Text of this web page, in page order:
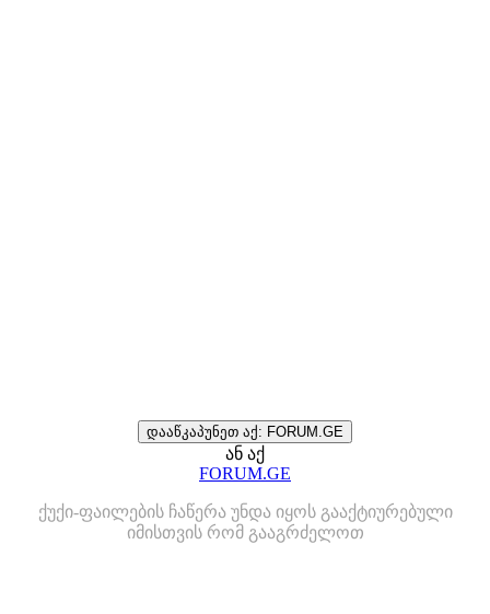
დააწკაპუნეთ აქ: FORUM.GE
ან აქ
FORUM.GE
ქუქი-ფაილების ჩაწერა უნდა იყოს გააქტიურებული
იმისთვის რომ გააგრძელოთ